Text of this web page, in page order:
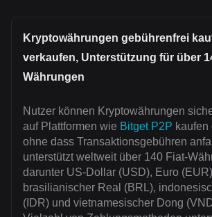
Kryptowährungen gebührenfrei
verkaufen, Unterstützung für über
Währungen
Nutzer können Kryptowährungen
auf Plattformen wie Bitget P2P kaufen
ohne dass Transaktionsgebühren
unterstützt weltweit über 140 Fiat-
darunter US-Dollar (USD), Euro
brasilianischer Real (BRL),
(IDR) und vietnamesischer Dong